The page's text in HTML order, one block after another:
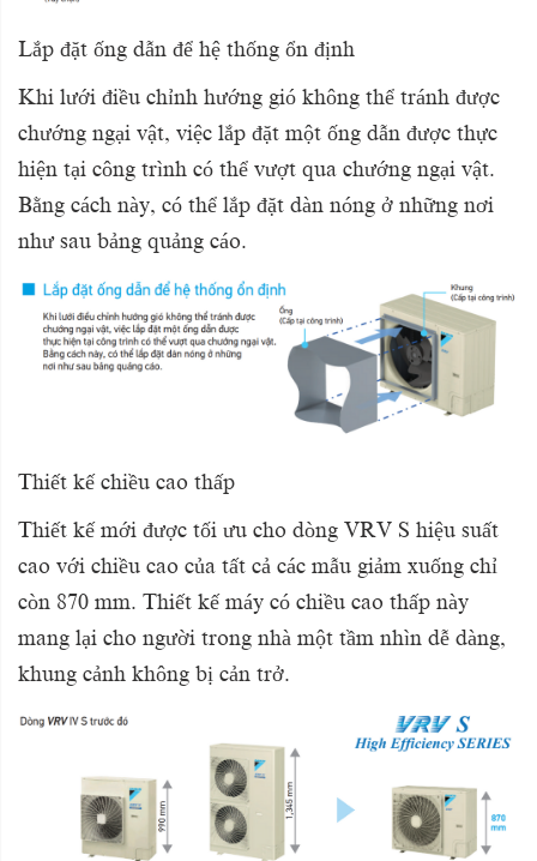
Lắp đặt ống dẫn để hệ thống ổn định
Khi lưới điều chỉnh hướng gió không thể tránh được
chướng ngại vật, việc lắp đặt một ống dẫn được thực
hiện tại công trình có thể vượt qua chướng ngại vật.
Bằng cách này, có thể lắp đặt dàn nóng ở những nơi
như sau bảng quảng cáo.
Thiết kế chiều cao thấp
Thiết kế mới được tối ưu cho dòng VRV S hiệu suất
cao với chiều cao của tất cả các mẫu giảm xuống chỉ
còn 870 mm. Thiết kế máy có chiều cao thấp này
mang lại cho người trong nhà một tầm nhìn dễ dàng,
khung cảnh không bị cản trở.